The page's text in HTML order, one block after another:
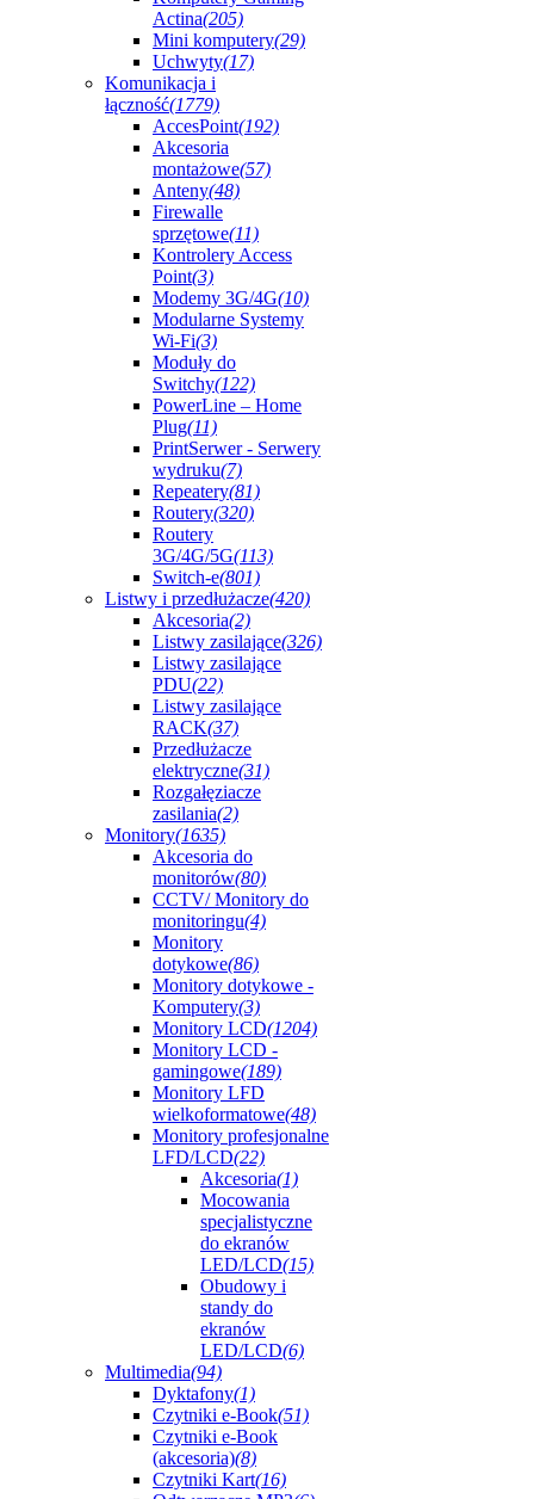
Actina(205)
Mini komputery(29)
Uchwyty(17)
Komunikacja i
łączność(1779)
AccesPoint(192)
Akcesoria
montażowe(57)
Anteny(48)
Firewalle
sprzętowe(11)
Kontrolery Access
Point(3)
Modemy 3G/4G(10)
Modularne Systemy
Wi-Fi(3)
Moduły do
Switchy(122)
PowerLine – Home
Plug(11)
PrintSerwer - Serwery
wydruku(7)
Repeatery(81)
Routery(320)
Routery
3G/4G/5G(113)
Switch-e(801)
Listwy i przedłużacze(420)
Akcesoria(2)
Listwy zasilające(326)
Listwy zasilające
PDU(22)
Listwy zasilające
RACK(37)
Przedłużacze
elektryczne(31)
Rozgałęziacze
zasilania(2)
Monitory(1635)
Akcesoria do
monitorów(80)
CCTV/ Monitory do
monitoringu(4)
Monitory
dotykowe(86)
Monitory dotykowe -
Komputery(3)
Monitory LCD(1204)
Monitory LCD -
gamingowe(189)
Monitory LFD
wielkoformatowe(48)
Monitory profesjonalne
LFD/LCD(22)
Akcesoria(1)
Mocowania
specjalistyczne
do ekranów
LED/LCD(15)
Obudowy i
standy do
ekranów
LED/LCD(6)
Multimedia(94)
Dyktafony(1)
Czytniki e-Book(51)
Czytniki e-Book
(akcesoria)(8)
Czytniki Kart(16)